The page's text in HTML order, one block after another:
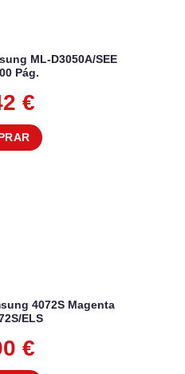
ML-D3050A/SEE
Pág.
€
4072S Magenta
ELS
€